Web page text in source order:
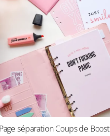
Page séparation Coups de Boost